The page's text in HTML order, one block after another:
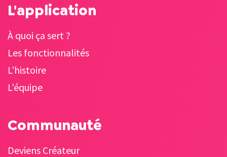
L'application
À quoi ça sert ?
Les fonctionnalités
L’histoire
L’équipe
Communauté
Deviens Créateur